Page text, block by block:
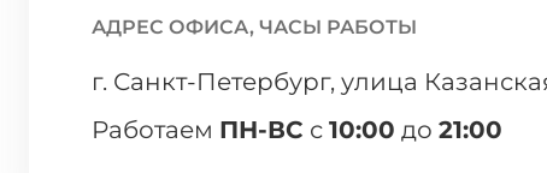
АДРЕС ОФИСА, ЧАСЫ РАБОТЫ
г. Санкт-Петербург, улица
Работаем ПН-ВС с 10:00 до 21:00